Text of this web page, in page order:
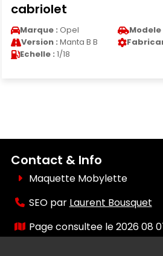
cabriolet
Marque : Opel Modele
Version : Manta B B
Echelle : 1/18
Contact & Info
Maquette Mobylette
SEO par Laurent Bousquet
Page consultee le 2026 08